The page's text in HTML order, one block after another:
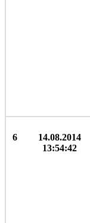
6
14.08.2014
13:54:42